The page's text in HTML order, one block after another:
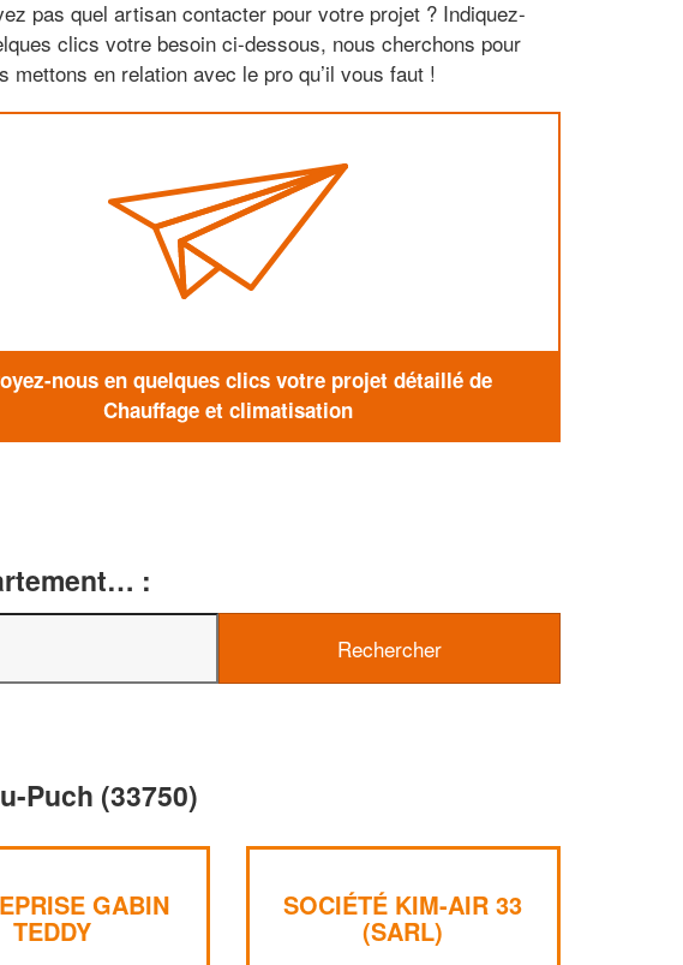
pas quel artisan contacter pour votre projet ? Indiquez-
clics votre besoin ci-dessous, nous cherchons pour
mettons en relation avec le pro qu’il vous faut !
nous en quelques clics votre projet détaillé de
Chauffage et climatisation
:
Puch (33750)
GABIN
TEDDY
SOCIÉTÉ KIM-AIR 33
(SARL)
✕
professionnel ?